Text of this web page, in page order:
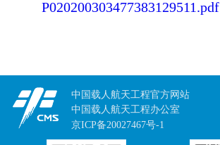
P020200303477383129511.pdf
中国载人航天工程官方网站
中国载人航天工程办公室
京ICP备20027467号-1